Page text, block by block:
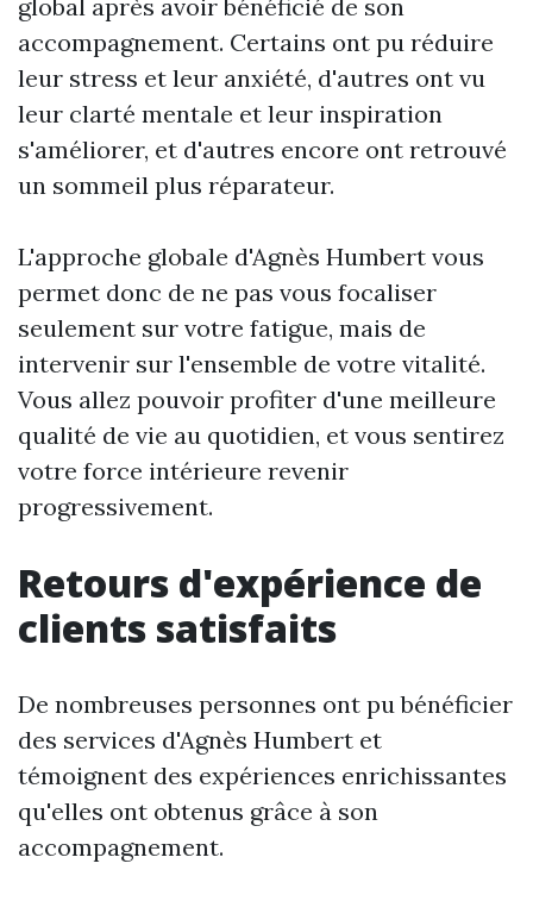
global après avoir bénéficié de son
accompagnement. Certains ont pu réduire
leur stress et leur anxiété, d'autres ont vu
leur clarté mentale et leur inspiration
s'améliorer, et d'autres encore ont retrouvé
un sommeil plus réparateur.
L'approche globale d'Agnès Humbert vous
permet donc de ne pas vous focaliser
seulement sur votre fatigue, mais de
intervenir sur l'ensemble de votre vitalité.
Vous allez pouvoir profiter d'une meilleure
qualité de vie au quotidien, et vous sentirez
votre force intérieure revenir
progressivement.
Retours d'expérience de
clients satisfaits
De nombreuses personnes ont pu bénéficier
des services d'Agnès Humbert et
témoignent des expériences enrichissantes
qu'elles ont obtenus grâce à son
accompagnement.